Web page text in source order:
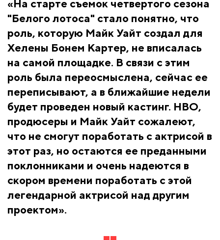
«На старте съемок четвертого сезона
"Белого лотоса" стало понятно, что
роль, которую Майк Уайт создал для
Хелены Бонем Картер, не вписалась
на самой площадке. В связи с этим
роль была переосмыслена, сейчас ее
переписывают, а в ближайшие недели
будет проведен новый кастинг. HBO,
продюсеры и Майк Уайт сожалеют,
что не смогут поработать с актрисой в
этот раз, но остаются ее преданными
поклонниками и очень надеются в
скором времени поработать с этой
легендарной актрисой над другим
проектом».